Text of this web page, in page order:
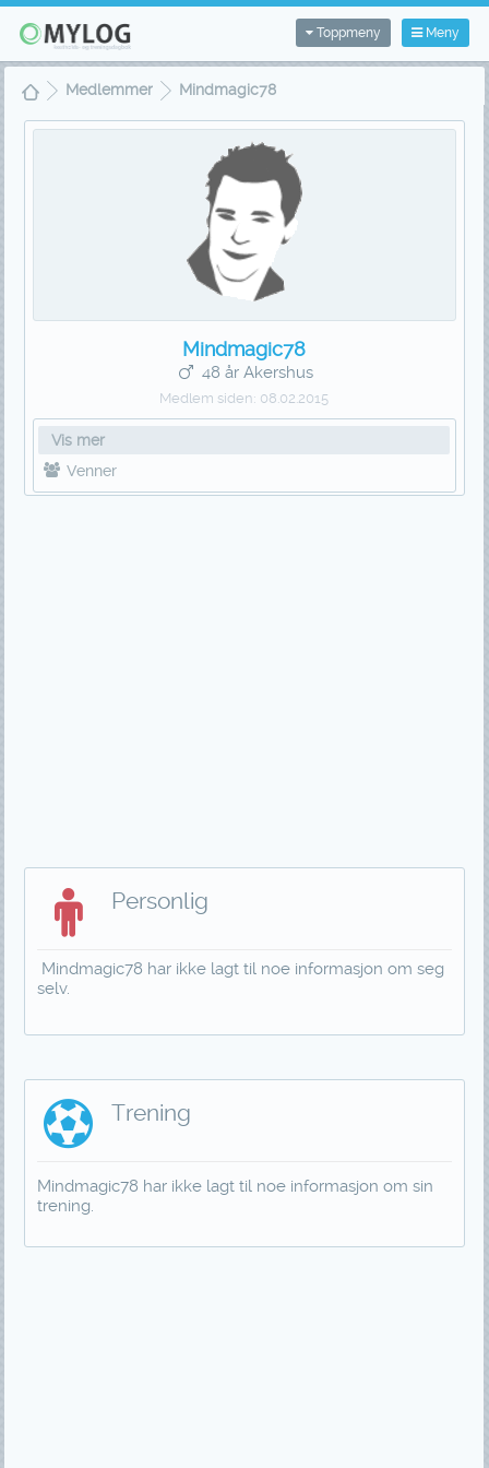
Meny
Toppmeny
Medlemmer Mindmagic78
Mindmagic78
48 år Akershus
Medlem siden: 08.02.2015
Vis mer
Venner
Personlig
Mindmagic78 har ikke lagt til noe informasjon om seg
selv.
Trening
Mindmagic78 har ikke lagt til noe informasjon om sin
trening.